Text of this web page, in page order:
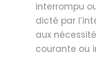
interrompu
dicté par
aux
courante ou